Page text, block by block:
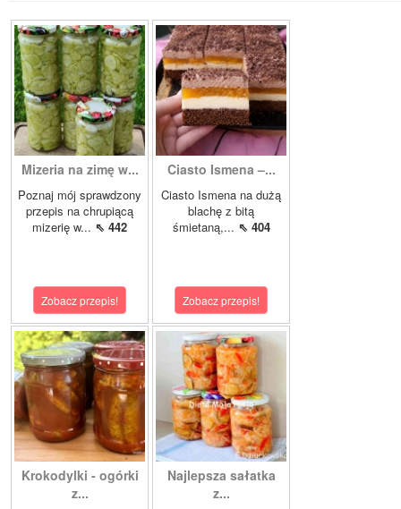
Mizeria na zimę w...
Poznaj mój sprawdzony
przepis na chrupiącą
mizerię w... ⇖ 442
Zobacz przepis!
Ciasto Ismena –...
Ciasto Ismena na dużą
blachę z bitą
śmietaną,... ⇖ 404
Zobacz przepis!
Krokodylki - ogórki
z...
Najlepsza sałatka
z...